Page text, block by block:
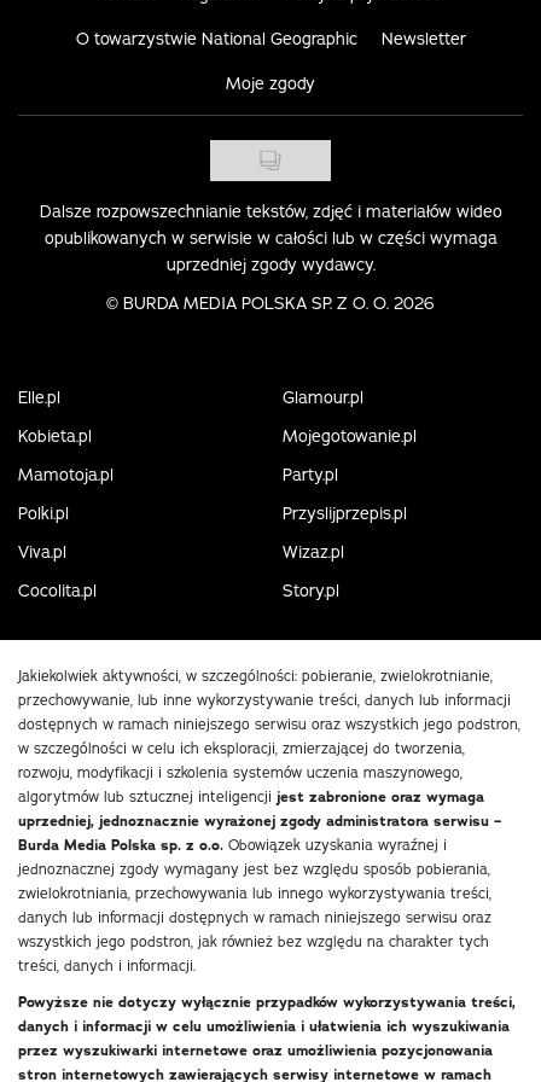
O towarzystwie National Geographic Newsletter
Moje zgody
Dalsze rozpowszechnianie tekstów, zdjęć i materiałów wideo
opublikowanych w serwisie w całości lub w części wymaga
uprzedniej zgody wydawcy.
© BURDA MEDIA POLSKA SP. Z O. O. 2026
Elle.pl
Glamour.pl
Kobieta.pl
Mojegotowanie.pl
Mamotoja.pl
Party.pl
Polki.pl
Przyslijprzepis.pl
Viva.pl
Wizaz.pl
Cocolita.pl
Story.pl
Jakiekolwiek aktywności, w szczególności: pobieranie, zwielokrotnianie,
przechowywanie, lub inne wykorzystywanie treści, danych lub informacji
dostępnych w ramach niniejszego serwisu oraz wszystkich jego podstron,
w szczególności w celu ich eksploracji, zmierzającej do tworzenia,
rozwoju, modyfikacji i szkolenia systemów uczenia maszynowego,
algorytmów lub sztucznej inteligencji jest zabronione oraz wymaga
uprzedniej, jednoznacznie wyrażonej zgody administratora serwisu –
Burda Media Polska sp. z o.o. Obowiązek uzyskania wyraźnej i
jednoznacznej zgody wymagany jest bez względu sposób pobierania,
zwielokrotniania, przechowywania lub innego wykorzystywania treści,
danych lub informacji dostępnych w ramach niniejszego serwisu oraz
wszystkich jego podstron, jak również bez względu na charakter tych
treści, danych i informacji.
Powyższe nie dotyczy wyłącznie przypadków wykorzystywania treści,
danych i informacji w celu umożliwienia i ułatwienia ich wyszukiwania
przez wyszukiwarki internetowe oraz umożliwienia pozycjonowania
stron internetowych zawierających serwisy internetowe w ramach